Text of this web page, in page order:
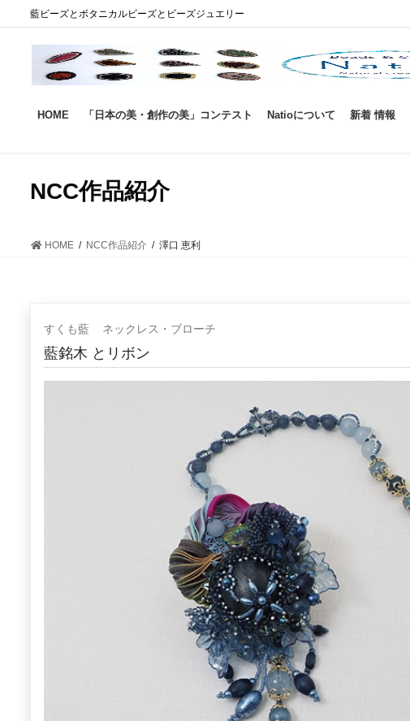
ン
ビ
藍ビーズとボタニカルビーズとビーズジュエリー
HOME 「日本の美・創作の美」コンテスト Natioについて 新着 情報
NCC作品紹介
HOME NCC作品紹介 澤口 恵利
すくも藍 ネックレス・ブローチ
藍銘木 とリボン